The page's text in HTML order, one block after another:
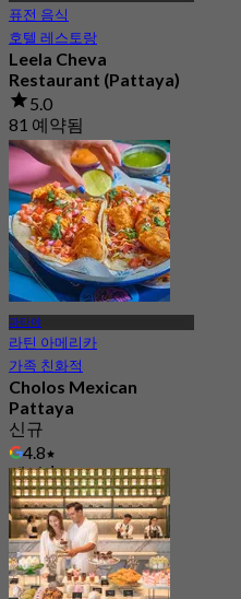
퓨전 음식
호텔 레스토랑
Leela Cheva
Restaurant (Pattaya)
5.0
81 예약됨
에서฿ 210
파타야
라틴 아메리카
가족 친화적
Cholos Mexican
Pattaya
신규
4.8
에서฿ 462.5